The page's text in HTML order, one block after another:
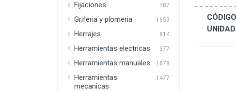
Fijaciones 487
Griferia y plomeria 1659
Herrajes 814
Herramientas electricas 377
Herramientas manuales 1678
Herramientas
mecanicas
1477